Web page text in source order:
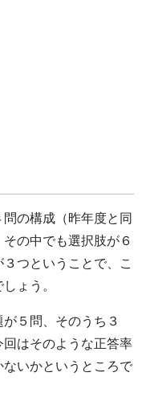
の構成（昨年度と同
の中でも選択肢が６
つということで、こ
ょう。
５問、そのうち３
はそのような正答率
いかというところで